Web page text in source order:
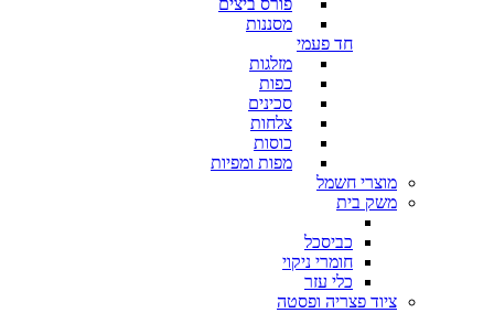
פורס ביצים
מסננות
חד פעמי
מזלגות
כפות
סכינים
צלחות
כוסות
מפות ומפיות
מוצרי חשמל
משק בית
כביסכל
חומרי ניקוי
כלי עזר
ציוד פצריה ופסטה